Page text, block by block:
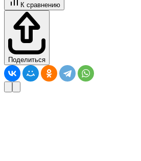
К сравнению
Поделиться